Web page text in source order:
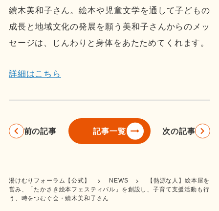
續木美和子さん。絵本や児童文学を通して子どもの
成長と地域文化の発展を願う美和子さんからのメッ
セージは、じんわりと身体をあたためてくれます。
詳細はこちら
前の記事 記事一覧 次の記事
湯けむりフォーラム【公式】 NEWS
【熱源な人】絵本屋を
営み、「たかさき絵本フェスティバル」を創設し、子育て支援活動も行
う、時をつむぐ会・續木美和子さん